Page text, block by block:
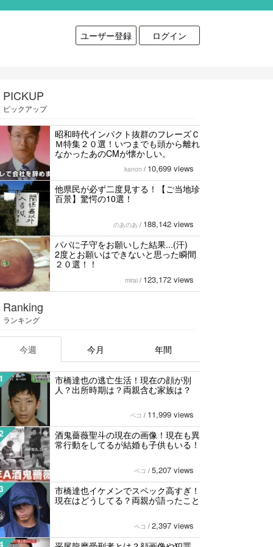
ユーザー登録 ログイン
PICKUP
ピックアップ
昭和時代インパクト抜群のフレーズＣ
Ｍ特集２０選！いつまでも頭から離れ
なかったあのCMが懐かしい。
kanon / 10,699 views
他県民が必ず二度見する！【ご当地珍
百景】驚愕の10選！
のあのあ / 188,142 views
パパに子守をお願いした結果...(汗)
2度とお願いはできないと思った瞬間
２０選！！
mirai / 123,172 views
Ranking
ランキング
今週 今月 年間
市橋達也の逃亡生活！現在の顔が別
人？出所時期は？両親含む家族は？
ペコ / 11,999 views
酒鬼薔薇聖斗の現在の画像！現在も異
常行動をしてるが結婚も子供もいる！
ペコ / 5,207 views
市橋達也イケメンでスペック高すぎ！
現在はどうしてる？両親が語ったこと
ペコ / 2,397 views